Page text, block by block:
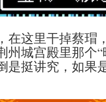
在这里干掉蔡瑁
州城宫殿里那个
是挺讲究，如果